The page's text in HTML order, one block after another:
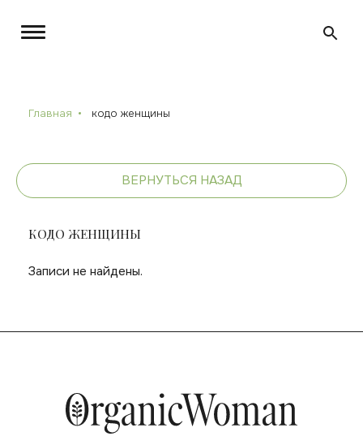
Главная кодо женщины
ВЕРНУТЬСЯ НАЗАД
КОДО ЖЕНЩИНЫ
Записи не найдены.